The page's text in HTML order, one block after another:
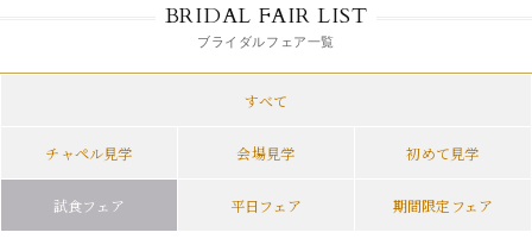
BRIDAL FAIR LIST
ブライダルフェア一覧
すべて
チャペル見学 会場見学 初めて見学
試食フェア 平日フェア 期間限定フェア